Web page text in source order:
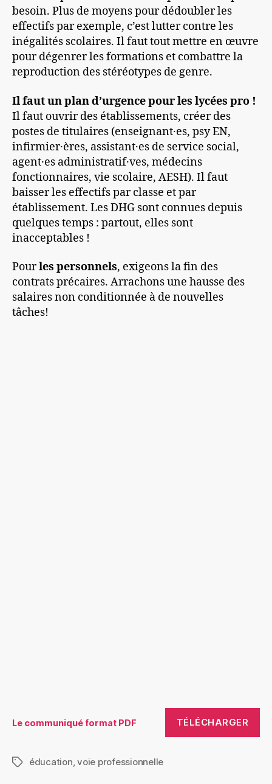
besoin. Plus de moyens pour dédoubler les
effectifs par exemple, c’est lutter contre les
inégalités scolaires. Il faut tout mettre en œuvre
pour dégenrer les formations et combattre la
reproduction des stéréotypes de genre.
Il faut un plan d’urgence pour les lycées pro !
Il faut ouvrir des établissements, créer des
postes de titulaires (enseignant·es, psy EN,
infirmier·ères, assistant·es de service social,
agent·es administratif·ves, médecins
fonctionnaires, vie scolaire, AESH). Il faut
baisser les effectifs par classe et par
établissement. Les DHG sont connues depuis
quelques temps : partout, elles sont
inacceptables !
Pourles personnels, exigeons la fin des
contrats précaires. Arrachons une hausse des
salaires non conditionnée à de nouvelles
tâches!
Le communiqué format PDF TÉLÉCHARGER
Étiquettes
éducation,voie professionnelle